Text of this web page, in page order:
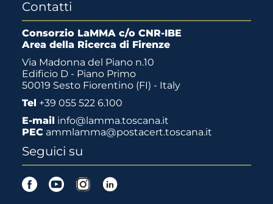
Contatti
Consorzio LaMMA c/o CNR-IBE
Area della Ricerca di Firenze
Via Madonna del Piano n.10
Edificio D - Piano Primo
50019 Sesto Fiorentino (FI) - Italy
Tel +39 055 522 6.100
E-mail info@lamma.toscana.it
PEC ammlamma@postacert.toscana.it
Seguici su
FacebookYoutubeInstagram